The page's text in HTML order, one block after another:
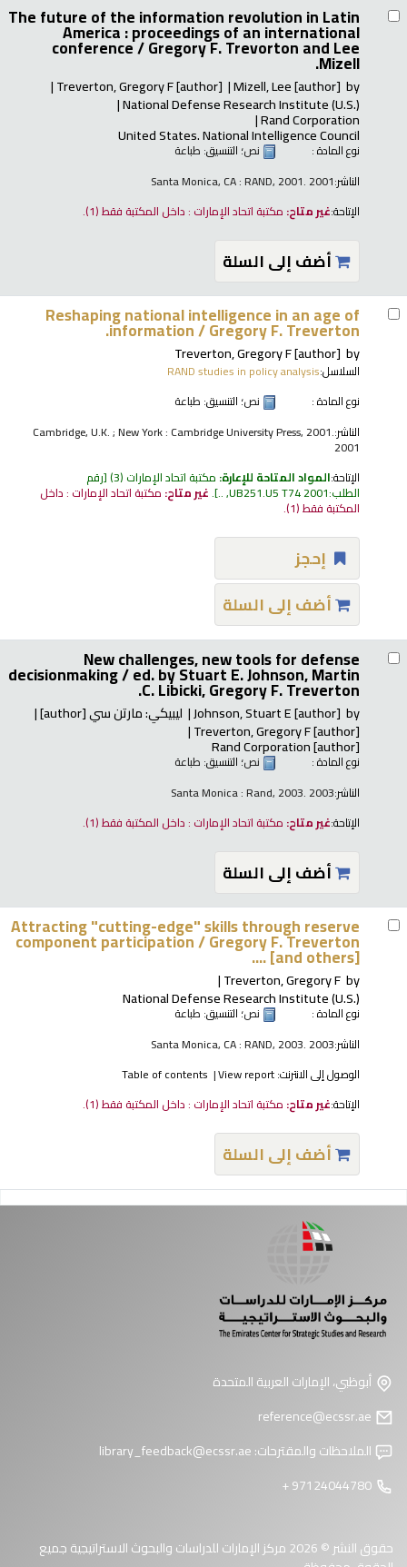
The future of the information revolution in Latin
America : proceedings of an international
conference /Gregory F. Trevorton and Lee
Mizell.
by
Mizell, Lee[author]
Treverton, Gregory F[author]
National Defense Research Institute (U.S.)
Rand Corporation
United States. National Intelligence Council
نوع المادة : نص؛ التنسيق: طباعة
الناشر:Santa Monica, CA : RAND, 2001. 2001
الإتاحة:غير متاح: مكتبة اتحاد الإمارات : داخل المكتبة فقط(1).
أضف إلى السلة
Reshaping national intelligence in an age of
information /Gregory F. Treverton.
by
Treverton, Gregory F[author]
السلاسل:RAND studies in policy analysis
نوع المادة :
نص؛ التنسيق: طباعة
الناشر:Cambridge, U.K. ; New York : Cambridge University Press, 2001.
2001
الإتاحة:المواد المتاحة للإعارة: مكتبة اتحاد الإمارات (3) رقم
الطلب:UB251.U5 T74 2001, ..
.غير متاح: مكتبة اتحاد الإمارات : داخل
المكتبة فقط(1).
إحجز
أضف إلى السلة
New challenges, new tools for defense
decisionmaking /ed. by Stuart E. Johnson, Martin
C. Libicki, Gregory F. Treverton.
by
Johnson, Stuart E[author] ليبيكي: مارتن سي[author]
Treverton, Gregory F[author]
Rand Corporation[author]
نوع المادة : نص؛ التنسيق: طباعة
الناشر:Santa Monica : Rand, 2003. 2003
الإتاحة:غير متاح: مكتبة اتحاد الإمارات : داخل المكتبة فقط(1).
أضف إلى السلة
Attracting "cutting-edge" skills through reserve
component participation /Gregory F. Treverton
... [and others].
by
Treverton, Gregory F
National Defense Research Institute (U.S.)
نوع المادة : نص؛ التنسيق: طباعة
الناشر:Santa Monica, CA : RAND, 2003. 2003
الوصول إلى الانترنت:View report
Table of contents
الإتاحة:غير متاح: مكتبة اتحاد الإمارات : داخل المكتبة فقط(1).
أضف إلى السلة
أبوظبي، الإمارات العربية المتحدة
الملاحظات والمقترحات:library_feedback@ecssr.ae
حقوق النشر © 2026 مركز الإمارات للدراسات والبحوث الاستراتيجية جميع